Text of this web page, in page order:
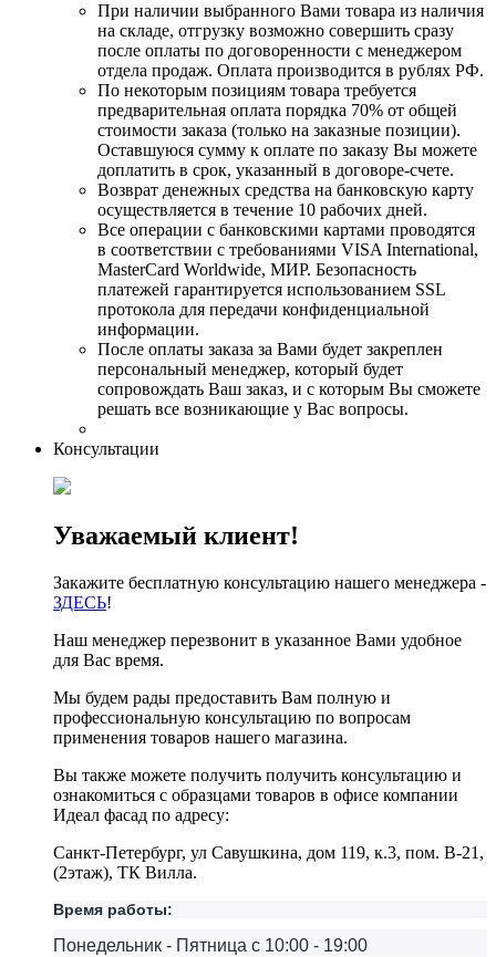
При наличии выбранного Вами товара из наличия
на складе, отгрузку возможно совершить сразу
после оплаты по договоренности с менеджером
отдела продаж. Оплата производится в рублях РФ.
По некоторым позициям товара требуется
предварительная оплата порядка 70% от общей
стоимости заказа (только на заказные позиции).
Оставшуюся сумму к оплате по заказу Вы можете
доплатить в срок, указанный в договоре-счете.
Возврат денежных средства на банковскую карту
осуществляется в течение 10 рабочих дней.
Все операции с банковскими картами проводятся
в соответствии с требованиями VISA International,
MasterCard Worldwide, МИР. Безопасность
платежей гарантируется использованием SSL
протокола для передачи конфиденциальной
информации.
После оплаты заказа за Вами будет закреплен
персональный менеджер, который будет
сопровождать Ваш заказ, и с которым Вы сможете
решать все возникающие у Вас вопросы.
Консультации
Уважаемый клиент!
Закажите бесплатную консультацию нашего менеджера -
ЗДЕСЬ!
Наш менеджер перезвонит в указанное Вами удобное
для Вас время.
Мы будем рады предоставить Вам полную и
профессиональную консультацию по вопросам
применения товаров нашего магазина.
Вы также можете получить получить консультацию и
ознакомиться с образцами товаров в офисе компании
Идеал фасад по адресу:
Санкт-Петербург, ул Савушкина, дом 119, к.3, пом. В-21,
(2этаж), ТК Вилла.
Время работы:
Понедельник - Пятница с 10:00 - 19:00